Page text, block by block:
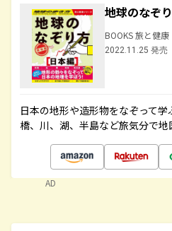
地球のなぞ
BOOKS 旅と健康
2022.11.25 発売
日本の地形や造形物をなぞって
橋、川、湖、半島など旅気分で地
AD